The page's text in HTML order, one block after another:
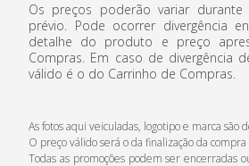
Os preços poderão variar durante
prévio. Pode ocorrer divergência
detalhe do produto e preço
Compras. Em caso de divergência
válido é o do Carrinho de Compras.
As fotos aqui veiculadas, logotipo e marca
O preço válido será o da finalização da
Todas as promoções podem ser encerradas